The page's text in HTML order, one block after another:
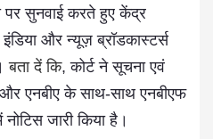
पर सुनवाई करते हुए केंद्र
और न्यूज़ ब्रॉडकास्टर्स
बता दें कि, कोर्ट ने सूचना एवं
एनबीए के साथ-साथ एनबीएफ
जारी किया है।